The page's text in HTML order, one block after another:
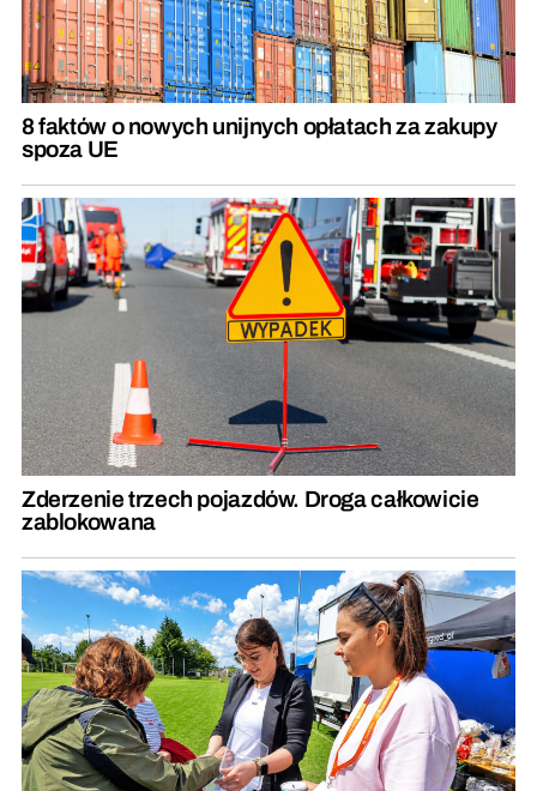
8 faktów o nowych unijnych opłatach za zakupy
spoza UE
Zderzenie trzech pojazdów. Droga całkowicie
zablokowana